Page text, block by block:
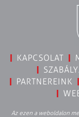
KAPCSOLAT
PARTNEREINK
Az ezen a weboldalon